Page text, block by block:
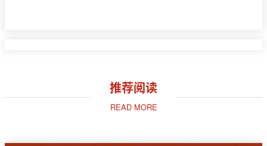
推荐阅读
READ MORE